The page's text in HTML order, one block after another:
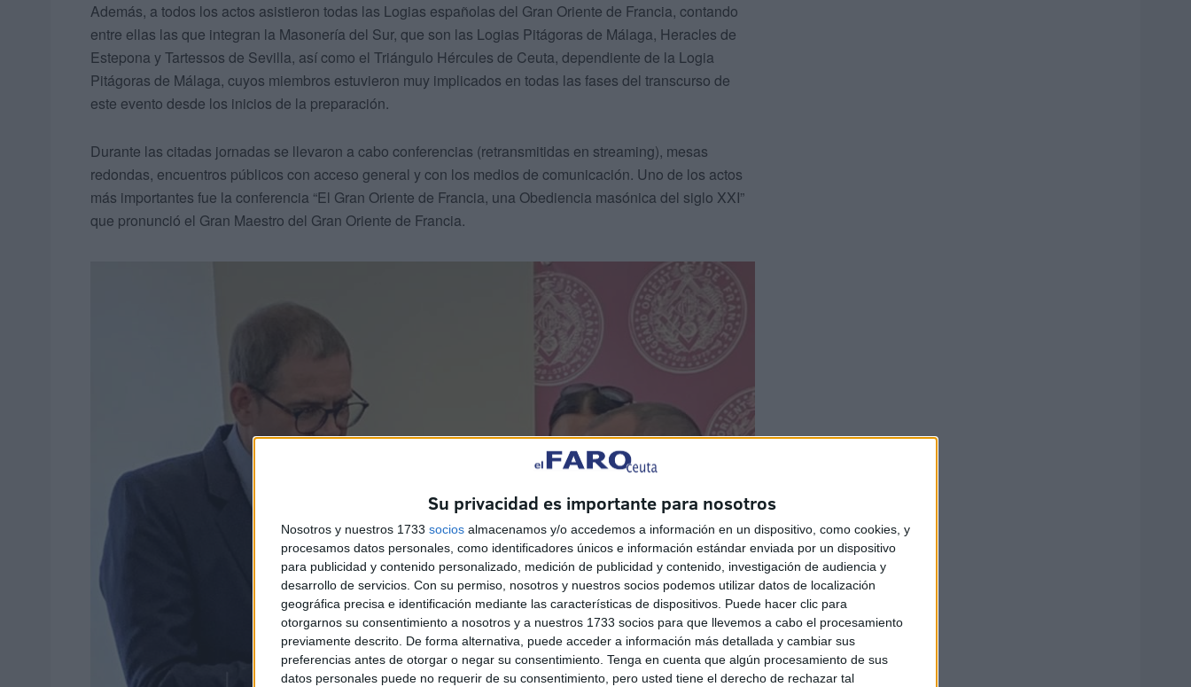
Su privacidad es importante para nosotros
Nosotros y nuestros 1733 socios almacenamos y/o accedemos a información en un dispositivo, como cookies, y
procesamos datos personales, como identificadores únicos e información estándar enviada por un dispositivo
para publicidad y contenido personalizado, medición de publicidad y contenido, investigación de audiencia y
desarrollo de servicios. Con su permiso, nosotros y nuestros socios podemos utilizar datos de localización
geográfica precisa e identificación mediante las características de dispositivos. Puede hacer clic para
otorgarnos su consentimiento a nosotros y a nuestros 1733 socios para que llevemos a cabo el procesamiento
previamente descrito. De forma alternativa, puede acceder a información más detallada y cambiar sus
preferencias antes de otorgar o negar su consentimiento. Tenga en cuenta que algún procesamiento de sus
datos personales puede no requerir de su consentimiento, pero usted tiene el derecho de rechazar tal
Además, a todos los actos asistieron todas las Logias españolas del Gran Oriente de Francia, contando
entre ellas las que integran la Masonería del Sur, que son las Logias Pitágoras de Málaga, Heracles de
Estepona y Tartessos de Sevilla, así como el Triángulo Hércules de Ceuta, dependiente de la Logia
Pitágoras de Málaga, cuyos miembros estuvieron muy implicados en todas las fases del transcurso de
este evento desde los inicios de la preparación.
Durante las citadas jornadas se llevaron a cabo conferencias (retransmitidas en streaming), mesas
redondas, encuentros públicos con acceso general y con los medios de comunicación. Uno de los actos
más importantes fue la conferencia “El Gran Oriente de Francia, una Obediencia masónica del siglo XXI”
que pronunció el Gran Maestro del Gran Oriente de Francia.